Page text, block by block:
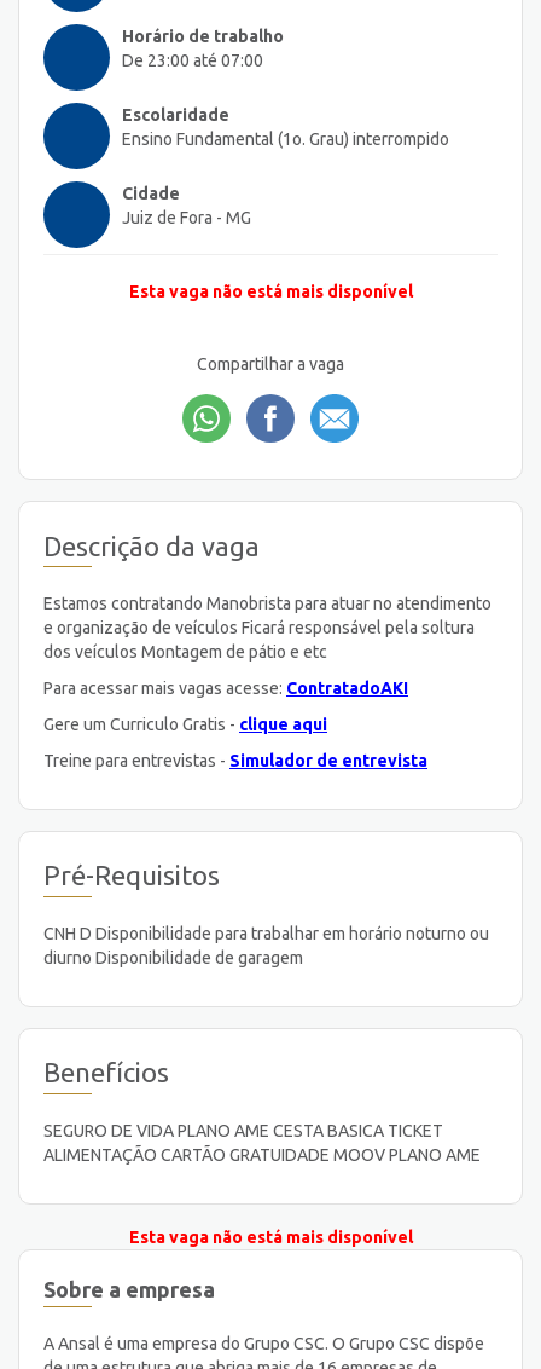
Horário de trabalho
De 23:00 até 07:00
Escolaridade
Ensino Fundamental (1o. Grau) interrompido
Cidade
Juiz de Fora - MG
Esta vaga não está mais disponível
Compartilhar a vaga
Descrição da vaga
Estamos contratando Manobrista para atuar no atendimento
e organização de veículos Ficará responsável pela soltura
dos veículos Montagem de pátio e etc
Para acessar mais vagas acesse: ContratadoAKI
Gere um Curriculo Gratis - clique aqui
Treine para entrevistas - Simulador de entrevista
Pré-Requisitos
CNH D Disponibilidade para trabalhar em horário noturno ou
diurno Disponibilidade de garagem
Benefícios
SEGURO DE VIDA PLANO AME CESTA BASICA TICKET
ALIMENTAÇÃO CARTÃO GRATUIDADE MOOV PLANO AME
Esta vaga não está mais disponível
Sobre a empresa
A Ansal é uma empresa do Grupo CSC. O Grupo CSC dispõe